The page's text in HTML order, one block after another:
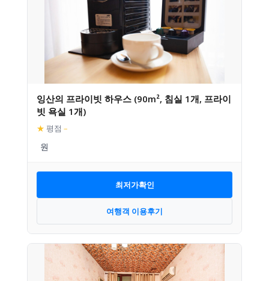
잉산의 프라이빗 하우스 (90m², 침실 1개, 프라이
빗 욕실 1개)
★ 평점 –
최저가확인
여행객 이용후기